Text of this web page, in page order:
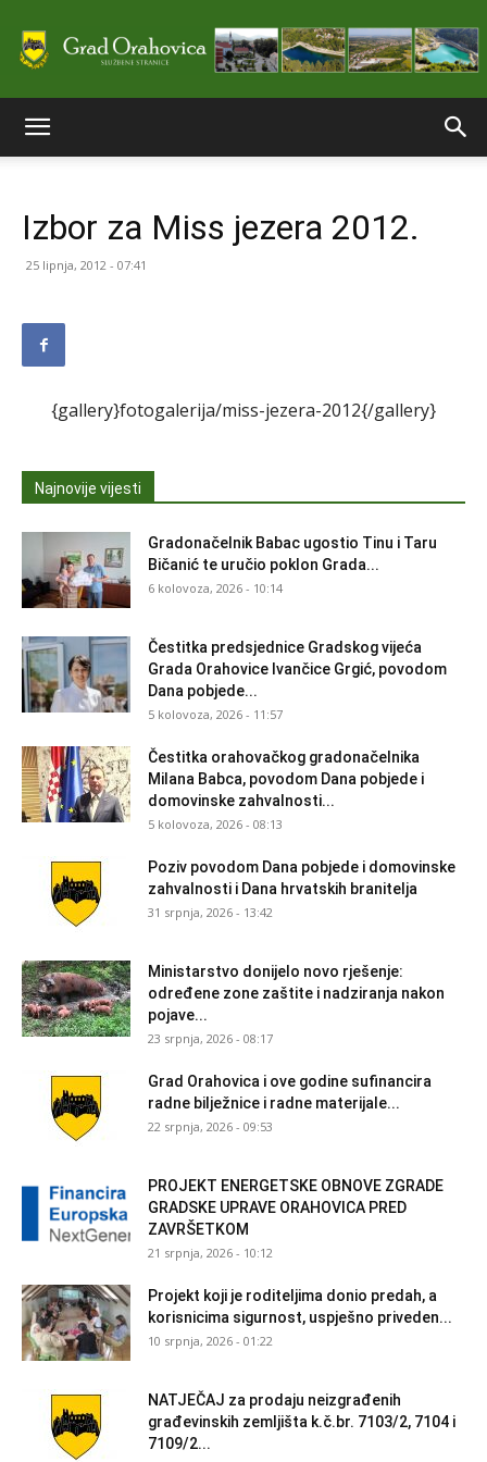
stranice
Orahovice
Izbor za Miss jezera 2012.
25 lipnja, 2012 - 07:41
{gallery}fotogalerija/miss-jezera-2012{/gallery}
Najnovije vijesti
Gradonačelnik Babac ugostio Tinu i Taru
Bičanić te uručio poklon Grada...
6 kolovoza, 2026 - 10:14
Čestitka predsjednice Gradskog vijeća
Grada Orahovice Ivančice Grgić, povodom
Dana pobjede...
5 kolovoza, 2026 - 11:57
Čestitka orahovačkog gradonačelnika
Milana Babca, povodom Dana pobjede i
domovinske zahvalnosti...
5 kolovoza, 2026 - 08:13
Poziv povodom Dana pobjede i domovinske
zahvalnosti i Dana hrvatskih branitelja
31 srpnja, 2026 - 13:42
Ministarstvo donijelo novo rješenje:
određene zone zaštite i nadziranja nakon
pojave...
23 srpnja, 2026 - 08:17
Grad Orahovica i ove godine sufinancira
radne bilježnice i radne materijale...
22 srpnja, 2026 - 09:53
PROJEKT ENERGETSKE OBNOVE ZGRADE
GRADSKE UPRAVE ORAHOVICA PRED
ZAVRŠETKOM
21 srpnja, 2026 - 10:12
Projekt koji je roditeljima donio predah, a
korisnicima sigurnost, uspješno priveden...
10 srpnja, 2026 - 01:22
NATJEČAJ za prodaju neizgrađenih
građevinskih zemljišta k.č.br. 7103/2, 7104 i
7109/2...